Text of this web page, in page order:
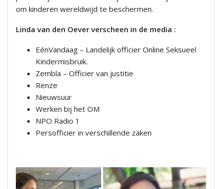
om kinderen wereldwijd te beschermen.
Linda van den Oever verscheen in de media :
EénVandaag – Landelijk officier Online Seksueel
Kindermisbruik.
Zembla – Officier van justitie
Renze
Nieuwsuur
Werken bij het OM
NPO Radio 1
Persofficier in verschillende zaken